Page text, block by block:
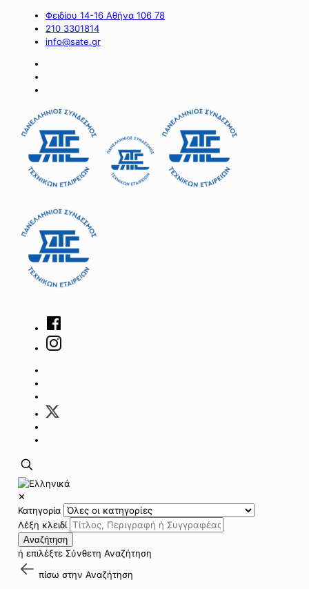
Φειδίου 14-16 Αθήνα 106 78
210 3301814
info@sate.gr
✕
Κατηγορία
Λέξη κλειδί
Αναζήτηση
ή επιλέξτε Σύνθετη Αναζήτηση
πίσω στην Αναζήτηση